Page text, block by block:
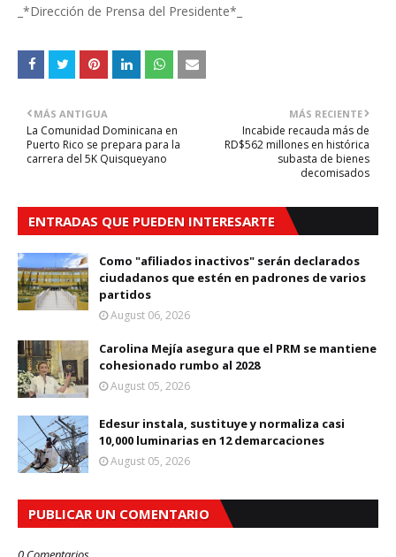
_*Dirección de Prensa del Presidente*_
MÁS RECIENTE
Incabide recauda más de
RD$562 millones en histórica
subasta de bienes
decomisados
MÁS ANTIGUA
La Comunidad Dominicana en
Puerto Rico se prepara para la
carrera del 5K Quisqueyano
ENTRADAS QUE PUEDEN INTERESARTE
Como "afiliados inactivos" serán declarados
ciudadanos que estén en padrones de varios
partidos
August 06, 2026
Carolina Mejía asegura que el PRM se mantiene
cohesionado rumbo al 2028
August 05, 2026
Edesur instala, sustituye y normaliza casi
10,000 luminarias en 12 demarcaciones
August 05, 2026
PUBLICAR UN COMENTARIO